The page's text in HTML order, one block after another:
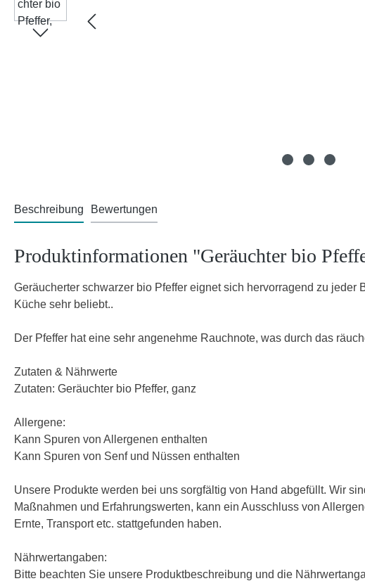
Beschreibung Bewertungen
Produktinformationen "Geräuchter bio
Geräucherter schwarzer bio Pfeffer eignet sich hervorragend zu
Küche sehr beliebt..
Der Pfeffer hat eine sehr angenehme Rauchnote, was durch das
Zutaten & Nährwerte
Zutaten: Geräuchter bio Pfeffer, ganz
Allergene:
Kann Spuren von Allergenen enthalten
Kann Spuren von Senf und Nüssen enthalten
Unsere Produkte werden bei uns sorgfältig von Hand abgefüllt. Wir
Maßnahmen und Erfahrungswerten, kann ein Ausschluss von
Ernte, Transport etc. stattgefunden haben.
Nährwertangaben:
Bitte beachten Sie unsere Produktbeschreibung und die